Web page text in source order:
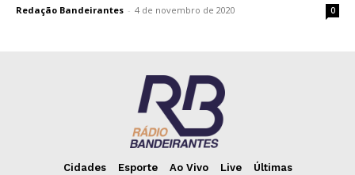
Redação Bandeirantes - 4 de novembro de 2020 0
Cidades Esporte Ao Vivo Live Últimas